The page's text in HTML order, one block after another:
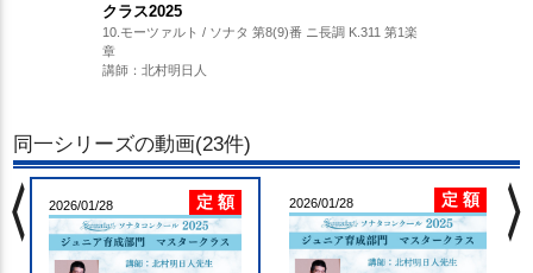
クラス2025
10.モーツァルト / ソナタ 第8(9)番 ニ長調 K.311 第1楽
章
講師：北村明日人
同一シリーズの動画(23件)
2026/01/28 定 額 2026/01/28 定 額
chevron_left chevron_right